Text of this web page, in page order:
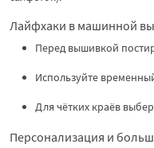
Лайфхаки в машинной
Перед вышивкой
Используйте
Для чётких краёв
Персонализация и